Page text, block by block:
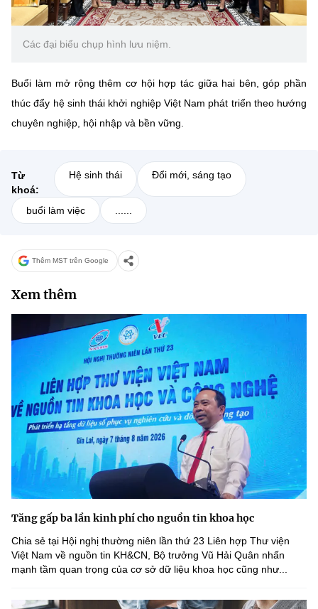
Các đại biểu chụp hình lưu niệm.
Buổi làm mở rộng thêm cơ hội hợp tác giữa hai bên, góp phần
thúc đẩy hệ sinh thái khởi nghiệp Việt Nam phát triển theo hướng
chuyên nghiệp, hội nhập và bền vững.
Từ
khoá:
Hệ sinh thái Đổi mới, sáng tạo
buổi làm việc
Thêm MST trên Google
Xem thêm
Tăng gấp ba lần kinh phí cho nguồn tin khoa học
Chia sẻ tại Hội nghị thường niên lần thứ 23 Liên hợp Thư viện
Việt Nam về nguồn tin KH&CN, Bộ trưởng Vũ Hải Quân nhấn
mạnh tầm quan trọng của cơ sở dữ liệu khoa học cũng như...